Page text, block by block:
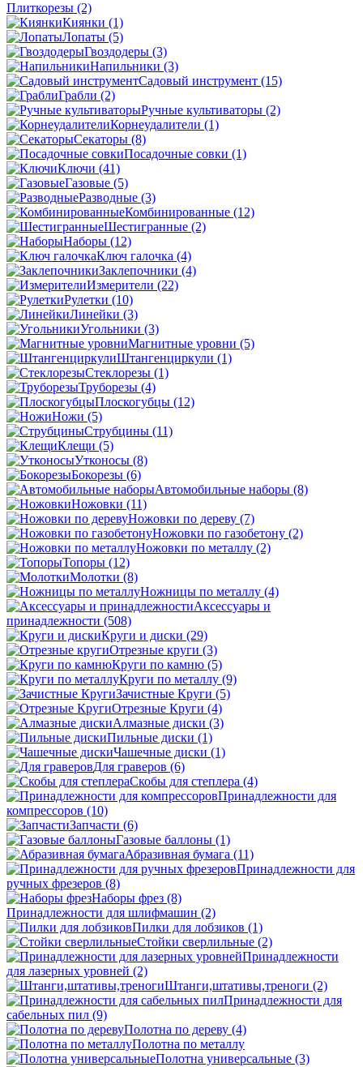
Плиткорезы (2)
Киянки (1)
Лопаты (5)
Гвоздодеры (3)
Напильники (3)
Садовый инструмент (15)
Грабли (2)
Ручные культиваторы (2)
Корнеудалители (1)
Секаторы (8)
Посадочные совки (1)
Ключи (41)
Газовые (5)
Разводные (3)
Комбинированные (12)
Шестигранные (2)
Наборы (12)
Ключ галочка (4)
Заклепочники (4)
Измерители (22)
Рулетки (10)
Линейки (3)
Угольники (3)
Магнитные уровни (5)
Штангенциркули (1)
Стеклорезы (1)
Труборезы (4)
Плоскогубцы (12)
Ножи (5)
Струбцины (11)
Клещи (5)
Утконосы (8)
Бокорезы (6)
Автомобильные наборы (8)
Ножовки (11)
Ножовки по дереву (7)
Ножовки по газобетону (2)
Ножовки по металлу (2)
Топоры (12)
Молотки (8)
Ножницы по металлу (4)
Аксессуары и
принадлежности (508)
Круги и диски (29)
Отрезные круги (3)
Круги по камню (5)
Круги по металлу (9)
Зачистные Круги (5)
Отрезные Круги (4)
Алмазные диски (3)
Пильные диски (1)
Чашечные диски (1)
Для граверов (6)
Скобы для степлера (4)
Принадлежности для
компрессоров (10)
Запчасти (6)
Газовые баллоны (1)
Абразивная бумага (11)
Принадлежности для
ручных фрезеров (8)
Наборы фрез (8)
Принадлежности для шлифмашин (2)
Пилки для лобзиков (1)
Стойки сверлильные (2)
Принадлежности
для лазерных уровней (2)
Штанги,штативы,треноги (2)
Принадлежности для
сабельных пил (9)
Полотна по дереву (4)
Полотна по металлу
Полотна универсальные (3)